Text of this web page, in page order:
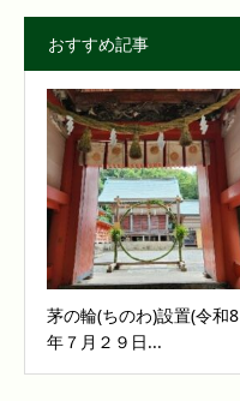
おすすめ記事
茅の輪(ちのわ)設置(令和8
年７月２９日...